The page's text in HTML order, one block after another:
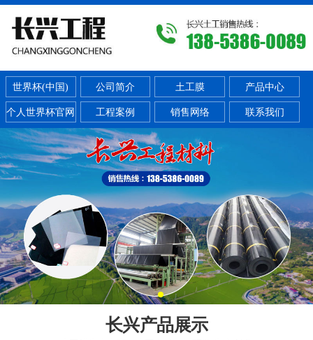
世界杯(中国) 公司简介 土工膜 产品中心
个人世界杯官网 工程案例 销售网络 联系我们
长兴产品展示